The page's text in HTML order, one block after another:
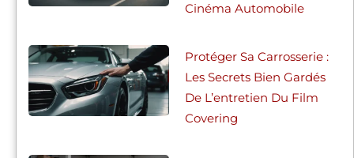
Cinéma Automobile
Protéger Sa Carrosserie :
Les Secrets Bien Gardés
De L’entretien Du Film
Covering